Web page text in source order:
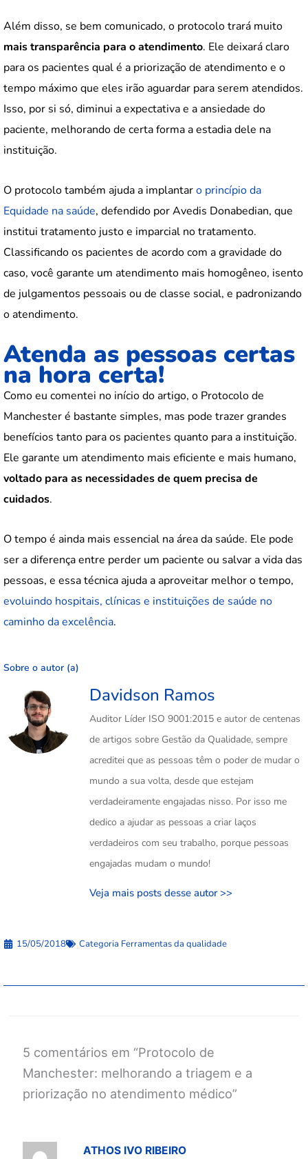
Além disso, se bem comunicado, o protocolo trará muito
mais transparência para o atendimento. Ele deixará claro
para os pacientes qual é a priorização de atendimento e o
tempo máximo que eles irão aguardar para serem atendidos.
Isso, por si só, diminui a expectativa e a ansiedade do
paciente, melhorando de certa forma a estadia dele na
instituição.
O protocolo também ajuda a implantaro princípio da
Equidade na saúde, defendido por Avedis Donabedian, que
institui tratamento justo e imparcial no tratamento.
Classificando os pacientes de acordo com a gravidade do
caso, você garante um atendimento mais homogêneo, isento
de julgamentos pessoais ou de classe social, e padronizando
o atendimento.
Atenda as pessoas certas
na hora certa!
Como eu comentei no início do artigo, o Protocolo de
Manchester é bastante simples, mas pode trazer grandes
benefícios tanto para os pacientes quanto para a instituição.
Ele garante um atendimento mais eficiente e mais humano,
voltado para as necessidades de quem precisa de
cuidados.
O tempo é ainda mais essencial na área da saúde. Ele pode
ser a diferença entre perder um paciente ou salvar a vida das
pessoas, e essa técnica ajuda a aproveitar melhor o tempo,
evoluindo hospitais, clínicas e instituições de saúde no
caminho da excelência.
Sobre o autor (a)
Davidson Ramos
Auditor Líder ISO 9001:2015 e autor de centenas
de artigos sobre Gestão da Qualidade, sempre
acreditei que as pessoas têm o poder de mudar o
mundo a sua volta, desde que estejam
verdadeiramente engajadas nisso. Por isso me
dedico a ajudar as pessoas a criar laços
verdadeiros com seu trabalho, porque pessoas
engajadas mudam o mundo!
Veja mais posts desse autor >>
15/05/2018 Categoria Ferramentas da qualidade
5 comentários em “Protocolo de
Manchester: melhorando a triagem e a
priorização no atendimento médico”
ATHOS IVO RIBEIRO